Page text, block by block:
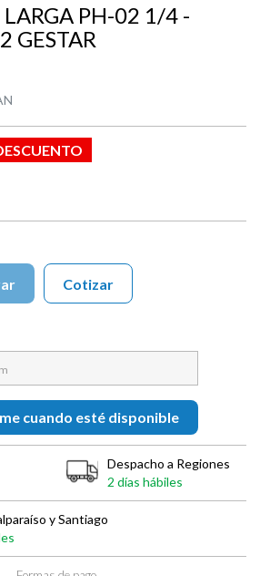
PH-02 1/4 -
GESTAR
cuando esté disponible
Cotizar
Despacho a Regiones
2 días hábiles
y Santiago